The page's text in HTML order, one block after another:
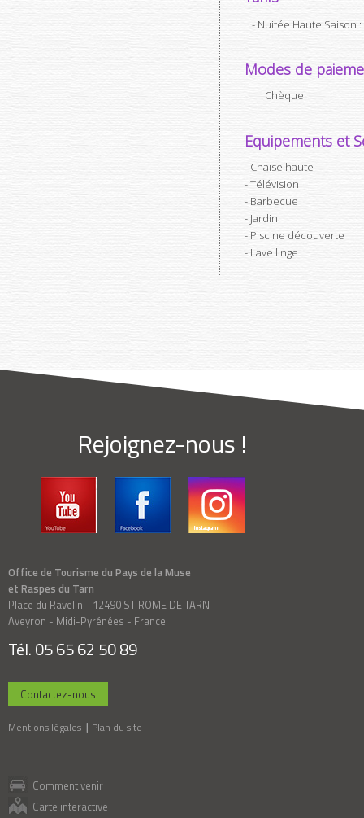
- Nuitée Haute Saison :
Modes de
Chèque
Equipements et
Chaise haute
Télévision
Barbecue
Jardin
Piscine découverte
Lave linge
Rejoignez-nous !
Office de Tourisme du Pays de la Muse
et Raspes du Tarn
Place du Ravelin - 12490 ST ROME DE TARN
Aveyron - Midi-Pyrénées - France
Tél. 05 65 62 50 89
Contactez-nous
Mentions légales Plan du site
Comment venir
Carte interactive